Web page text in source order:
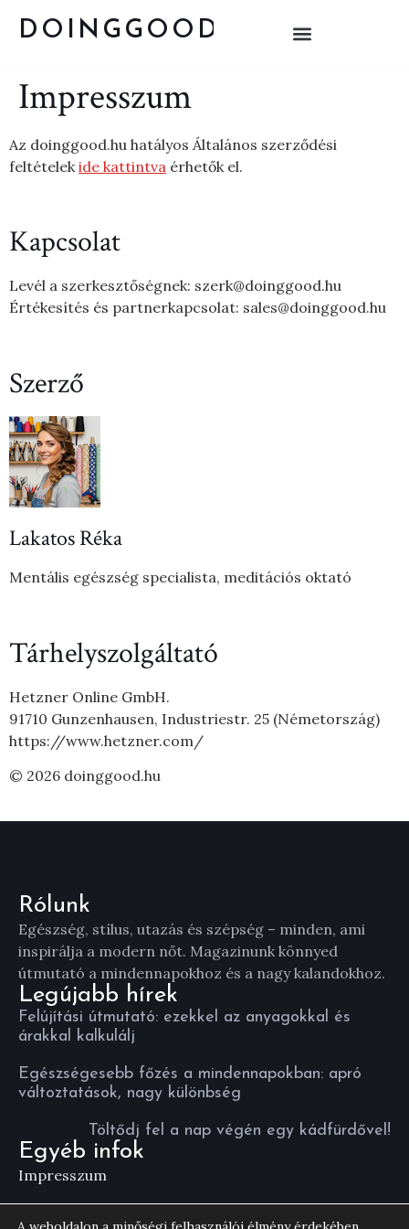
DOINGGOOD
Impresszum
Az doinggood.hu hatályos Általános szerződési
feltételekide kattintva érhetők el.
Kapcsolat
Levél a szerkesztőségnek: szerk@doinggood.hu
Értékesítés és partnerkapcsolat: sales@doinggood.hu
Szerző
Lakatos Réka
Mentális egészség specialista, meditációs oktató
Tárhelyszolgáltató
Hetzner Online GmbH.
91710 Gunzenhausen, Industriestr. 25 (Németország)
https://www.hetzner.com/
© 2026 doinggood.hu
Rólunk
Egészség, stílus, utazás és szépség – minden, ami
inspirálja a modern nőt. Magazinunk könnyed
útmutató a mindennapokhoz és a nagy kalandokhoz.
Legújabb hírek
Felújítási útmutató: ezekkel az anyagokkal és
árakkal kalkulálj
Egészségesebb főzés a mindennapokban: apró
változtatások, nagy különbség
Töltődj fel a nap végén egy kádfürdővel!
Egyéb infok
Impresszum